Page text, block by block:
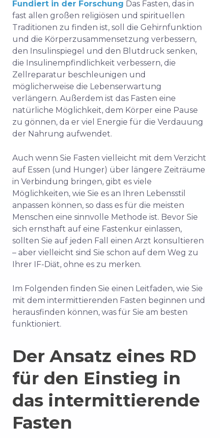
Fundiert in der Forschung Das Fasten, das in
fast allen großen religiösen und spirituellen
Traditionen zu finden ist, soll die Gehirnfunktion
und die Körperzusammensetzung verbessern,
den Insulinspiegel und den Blutdruck senken,
die Insulinempfindlichkeit verbessern, die
Zellreparatur beschleunigen und
möglicherweise die Lebenserwartung
verlängern. Außerdem ist das Fasten eine
natürliche Möglichkeit, dem Körper eine Pause
zu gönnen, da er viel Energie für die Verdauung
der Nahrung aufwendet.
Auch wenn Sie Fasten vielleicht mit dem Verzicht
auf Essen (und Hunger) über längere Zeiträume
in Verbindung bringen, gibt es viele
Möglichkeiten, wie Sie es an Ihren Lebensstil
anpassen können, so dass es für die meisten
Menschen eine sinnvolle Methode ist. Bevor Sie
sich ernsthaft auf eine Fastenkur einlassen,
sollten Sie auf jeden Fall einen Arzt konsultieren
– aber vielleicht sind Sie schon auf dem Weg zu
Ihrer IF-Diät, ohne es zu merken.
Im Folgenden finden Sie einen Leitfaden, wie Sie
mit dem intermittierenden Fasten beginnen und
herausfinden können, was für Sie am besten
funktioniert.
Der Ansatz eines RD
für den Einstieg in
das intermittierende
Fasten